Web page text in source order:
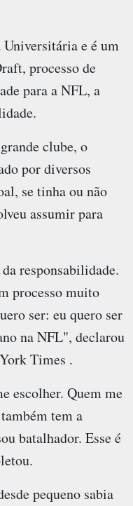
e é um
processo de
para a NFL, a
clube, o
por diversos
se tinha ou não
assumir para
responsabilidade.
processo muito
ser: eu quero ser
na NFL", declarou
Times .
escolher. Quem me
tem a
batalhador. Esse é
pequeno sabia